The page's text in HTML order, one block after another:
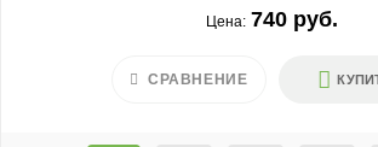
Цена: 740 руб.
СРАВНЕНИЕ